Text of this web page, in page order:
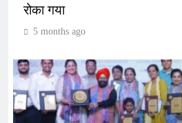
रोका गया
5 months ago